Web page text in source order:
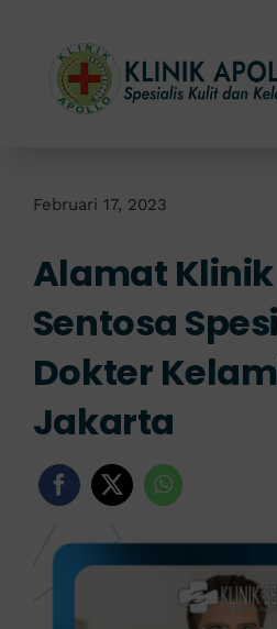
content
Layanan
Info
Februari 17, 2023
Alamat
Sentosa
Dokter
Jakarta